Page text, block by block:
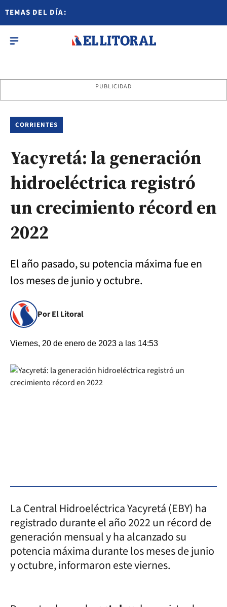
TEMAS DEL DÍA:
PUBLICIDAD
CORRIENTES
Yacyretá: la generación
hidroeléctrica registró
un crecimiento récord en
2022
El año pasado, su potencia máxima fue en
los meses de junio y octubre.
Por El Litoral
Viernes, 20 de enero de 2023 a las 14:53
La Central Hidroeléctrica Yacyretá (EBY) ha
registrado durante el año 2022 un récord de
generación mensual y ha alcanzado su
potencia máxima durante los meses de junio
y octubre, informaron este viernes.